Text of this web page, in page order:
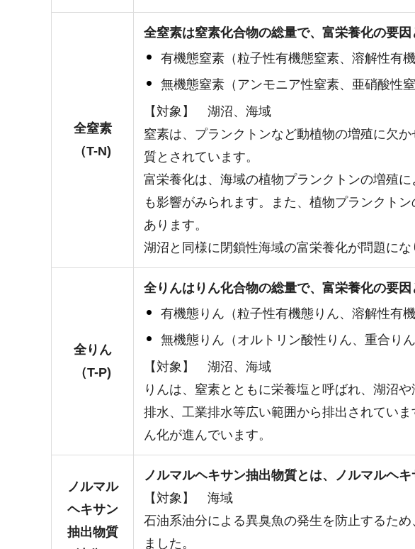
全窒素
（T-N)
全窒素は窒素化合物の総量で、富栄養化の要因
有機態窒素（粒子性有機態窒素、溶解性有機
無機態窒素（アンモニア性窒素、亜硝酸性
【対象】 湖沼、海域
窒素は、プランクトンなど動植物の増殖に欠
質とされています。
富栄養化は、海域の植物プランクトンの増殖
も影響がみられます。また、植物プランクト
あります。
湖沼と同様に閉鎖性海域の富栄養化が問題に
全りん
（T-P)
全りんはりん化合物の総量で、富栄養化の要因
有機態りん（粒子性有機態りん、溶解性有機
無機態りん（オルトリン酸性りん、重合りん
【対象】 湖沼、海域
りんは、窒素とともに栄養塩と呼ばれ、湖沼
排水、工業排水等広い範囲から排出されてい
ん化が進んでいます。
ノルマル
ヘキサン
抽出物質
ノルマルヘキサン抽出物質とは、ノルマルヘ
【対象】 海域
石油系油分による異臭魚の発生を防止するた
ました。